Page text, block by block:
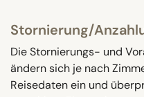
Stornierung/
Die Stornierungs- und
ändern sich je nach
Reisedaten ein und